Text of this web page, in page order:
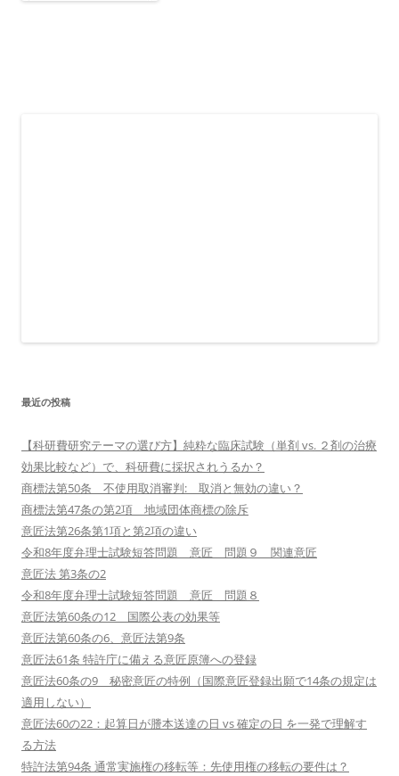
最近の投稿
【科研費研究テーマの選び方】純粋な臨床試験（単剤 vs. ２剤の治療
効果比較など）で、科研費に採択されうるか？
商標法第50条 不使用取消審判: 取消と無効の違い？
商標法第47条の第2項 地域団体商標の除斥
意匠法第26条第1項と第2項の違い
令和8年度弁理士試験短答問題 意匠 問題９ 関連意匠
意匠法 第3条の2
令和8年度弁理士試験短答問題 意匠 問題８
意匠法第60条の12 国際公表の効果等
意匠法第60条の6、意匠法第9条
意匠法61条 特許庁に備える意匠原簿への登録
意匠法60条の9 秘密意匠の特例（国際意匠登録出願で14条の規定は
適用しない）
意匠法60の22：起算日が謄本送達の日 vs 確定の日 を一発で理解す
る方法
特許法第94条 通常実施権の移転等：先使用権の移転の要件は？